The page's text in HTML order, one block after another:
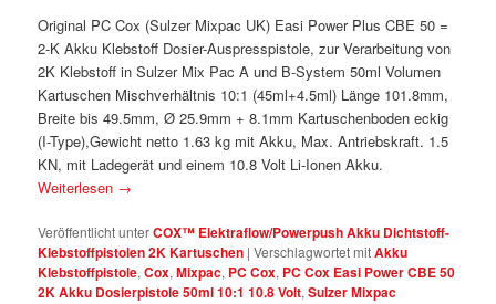
Original PC Cox (Sulzer Mixpac UK) Easi Power Plus CBE 50 =
2-K Akku Klebstoff Dosier-Auspresspistole, zur Verarbeitung von
2K Klebstoff in Sulzer Mix Pac A und B-System 50ml Volumen
Kartuschen Mischverhältnis 10:1 (45ml+4.5ml) Länge 101.8mm,
Breite bis 49.5mm, Ø 25.9mm + 8.1mm Kartuschenboden eckig
(I-Type),Gewicht netto 1.63 kg mit Akku, Max. Antriebskraft. 1.5
KN, mit Ladegerät und einem 10.8 Volt Li-Ionen Akku.
Weiterlesen →
Veröffentlicht unterCOX™ Elektraflow/Powerpush Akku Dichtstoff-
Klebstoffpistolen 2K Kartuschen |Verschlagwortet mitAkku
Klebstoffpistole,Cox,Mixpac, PC Cox, PC Cox Easi Power CBE 50
2K Akku Dosierpistole 50ml 10:1 10.8 Volt,Sulzer Mixpac